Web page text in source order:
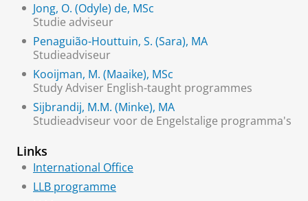
Jong, O. (Odyle) de, MSc
Studie adviseur
Penaguião-Houttuin, S. (Sara), MA
Studieadviseur
Kooijman, M. (Maaike), MSc
Study Adviser English-taught programmes
Sijbrandij, M.M. (Minke), MA
Studieadviseur voor de Engelstalige programma's
Links
International Office
LLB programme